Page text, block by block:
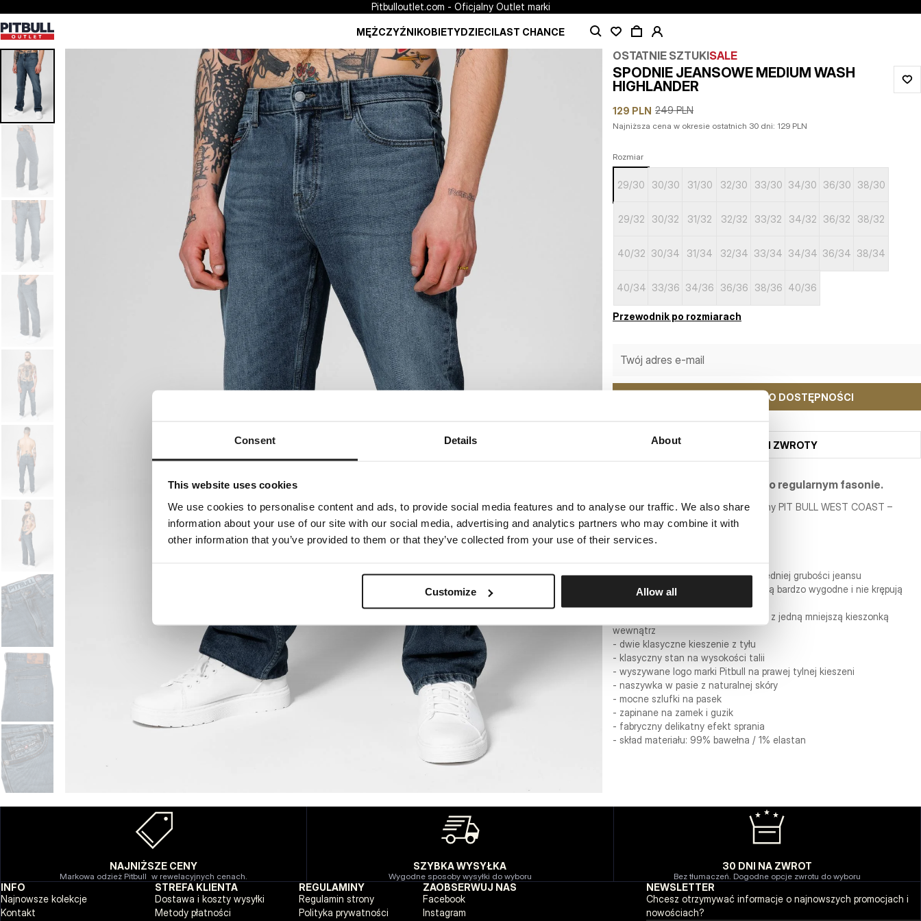
Consent Details About
This website uses cookies
We use cookies to personalise content and ads, to provide social media features and to analyse our traffic. We also share
information about your use of our site with our social media, advertising and analytics partners who may combine it with
other information that you’ve provided to them or that they’ve collected from your use of their services.
Customize Allow all
Pitbulloutlet.com - Oficjalny Outlet marki
MĘŻCZYŹNIKOBIETYDZIECILAST CHANCE
OSTATNIE SZTUKISALE
SPODNIE JEANSOWE MEDIUM WASH
HIGHLANDER
129 PLN 249 PLN
Najniższa cena w okresie ostatnich 30 dni: 129 PLN
Rozmiar
29/30 30/30 31/30 32/30 33/30 34/30 36/30 38/30
29/32 30/32 31/32 32/32 33/32 34/32 36/32 38/32
40/32 30/34 31/34 32/34 33/34 34/34 36/34 38/34
40/34 33/36 34/36 36/36 38/36 40/36
Przewodnik po rozmiarach
POWIADOM MNIE O DOSTĘPNOŚCI
WYSYŁKA I ZWROTY
Klasyczne spodnie jeansowe o regularnym fasonie.
Męskie spodnie Jeans z kolekcji firmy PIT BULL WEST COAST –
Medium Wash Highlander
- wykonane z najwyższej jakości średniej grubości jeansu
- tkanina jest elastyczna przez co są bardzo wygodne i nie krępują
- dwie klasyczne kieszenie z przodu z jedną mniejszą kieszonką
wewnątrz
- dwie klasyczne kieszenie z tyłu
- klasyczny stan na wysokości talii
- wyszywane logo marki Pitbull na prawej tylnej kieszeni
- naszywka w pasie z naturalnej skóry
- mocne szlufki na pasek
- zapinane na zamek i guzik
- fabryczny delikatny efekt sprania
- skład materiału: 99% bawełna / 1% elastan
NAJNIŻSZE CENY
Markowa odzież Pitbull w rewelacyjnych cenach.
SZYBKA WYSYŁKA
Wygodne sposoby wysyłki do wyboru
30 DNI NA ZWROT
Bez tłumaczeń. Dogodne opcje zwrotu do wyboru
INFO
Najnowsze kolekcje
Kontakt
STREFA KLIENTA
Dostawa i koszty wysyłki
Metody płatności
REGULAMINY
Regulamin strony
Polityka prywatności
ZAOBSERWUJ NAS
Facebook
Instagram
NEWSLETTER
Chcesz otrzymywać informacje o najnowszych promocjach i
nowościach?